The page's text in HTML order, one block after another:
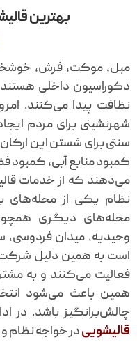
بهترین
مبل، موکت، فرش‌،
دکوراسیون داخلی
نظافت پیدا می‌کنند.
شهرنشینی برای مردم
سنتی برای شستن این
کمبود منابع آبی، کمبود
می‌دهند که از خدمات
محله‌های دیگری همچون
وحیدیه، میدان
است به همین دلیل
فعالیت می‌کنند و به
همین باعث می‌شود
چالش‌برانگیز باشد. در
قالیشوییدر خواجه نظام